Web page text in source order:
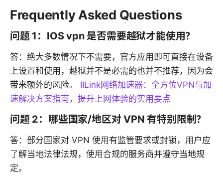
Frequently Asked Questions
问题 1：IOS vpn 是否需要越狱才能使用？
答：绝大多数情况下不需要，官方应用即可直接在设备
上设置和使用，越狱并不是必需的也并不推荐，因为会
带来额外的风险。 IILink网络加速器：全方位VPN与加
速解决方案指南，提升上网体验的实用要点
问题 2：哪些国家/地区对 VPN 有特别限制？
答：部分国家对 VPN 使用有监管要求或封锁，用户应
了解当地法律法规，使用合规的服务商并遵守当地规
定。